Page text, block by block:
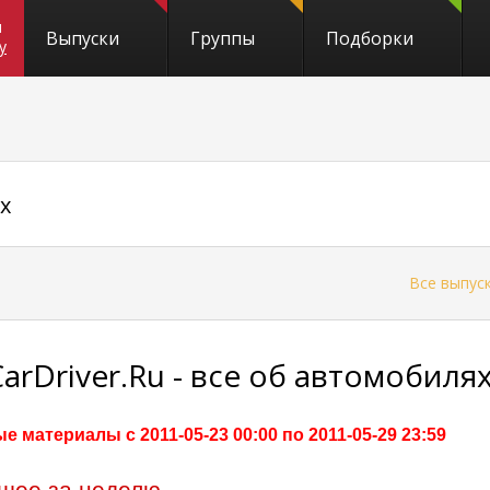
Выпуски Группы Подборки
Все
- все об
материалы с 2011-05-23 00:00 по 2011-05-29 23:59